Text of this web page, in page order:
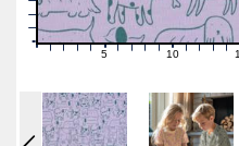
0
2
0 1 2 3 4 5 6 7 89 101112131415